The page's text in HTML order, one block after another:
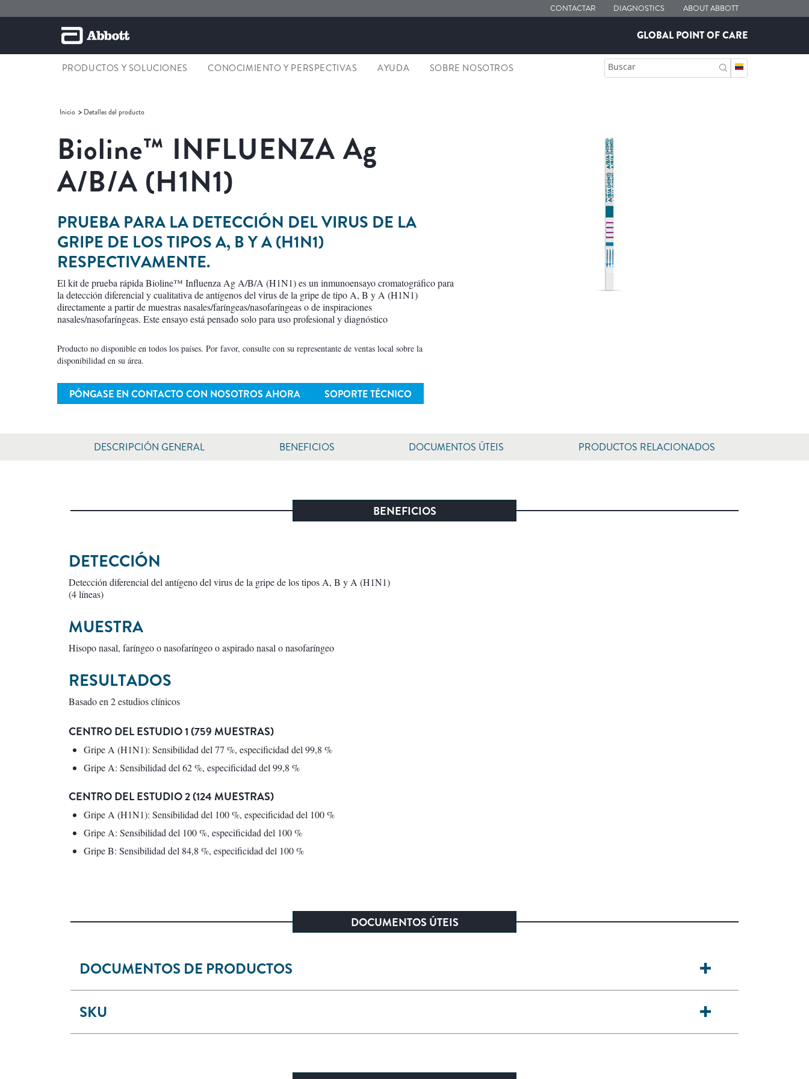
CONTACTAR DIAGNOSTICS ABOUT ABBOTT
GLOBAL POINT OF CARE
PRODUCTOS Y SOLUCIONES CONOCIMIENTO Y PERSPECTIVAS AYUDA SOBRE NOSOTROS Buscar
Inicio Detalles del producto
Bioline™ INFLUENZA Ag
A/B/A (H1N1)
PRUEBA PARA LA DETECCIÓN DEL VIRUS DE LA
GRIPE DE LOS TIPOS A, B Y A (H1N1)
RESPECTIVAMENTE.
El kit de prueba rápida Bioline™ Influenza Ag A/B/A (H1N1) es un inmunoensayo cromatográfico para
la detección diferencial y cualitativa de antígenos del virus de la gripe de tipo A, B y A (H1N1)
directamente a partir de muestras nasales/faríngeas/nasofaríngeas o de inspiraciones
nasales/nasofaríngeas. Este ensayo está pensado solo para uso profesional y diagnóstico
Producto no disponible en todos los países. Por favor, consulte con su representante de ventas local sobre la
disponibilidad en su área.
PÓNGASE EN CONTACTO CON NOSOTROS AHORA SOPORTE TÉCNICO
DESCRIPCIÓN GENERAL BENEFICIOS DOCUMENTOS ÚTEIS PRODUCTOS RELACIONADOS
BENEFICIOS
DETECCIÓN
Detección diferencial del antígeno del virus de la gripe de los tipos A, B y A (H1N1)
(4 líneas)
MUESTRA
Hisopo nasal, faríngeo o nasofaríngeo o aspirado nasal o nasofaríngeo
RESULTADOS
Basado en 2 estudios clínicos
CENTRO DEL ESTUDIO 1 (759 MUESTRAS)
Gripe A (H1N1): Sensibilidad del 77 %, especificidad del 99,8 %
Gripe A: Sensibilidad del 62 %, especificidad del 99,8 %
CENTRO DEL ESTUDIO 2 (124 MUESTRAS)
Gripe A (H1N1): Sensibilidad del 100 %, especificidad del 100 %
Gripe A: Sensibilidad del 100 %, especificidad del 100 %
Gripe B: Sensibilidad del 84,8 %, especificidad del 100 %
DOCUMENTOS ÚTEIS
DOCUMENTOS DE PRODUCTOS
SKU